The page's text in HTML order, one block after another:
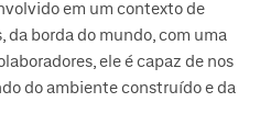
em um contexto de
borda do mundo, com uma
ele é capaz de nos
do ambiente construído e da